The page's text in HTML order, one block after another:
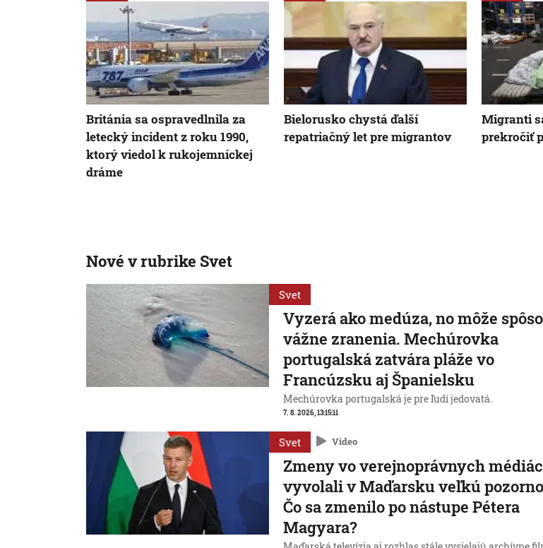
Británia sa ospravedlnila za
letecký incident z roku 1990,
ktorý viedol k rukojemníckej
dráme
Bielorusko chystá ďalší
repatriačný let pre migrantov
Migranti
prekročiť
Nové v rubrike Svet
Svet
Vyzerá ako medúza, no môže
vážne zranenia. Mechúrovka
portugalská zatvára pláže vo
Francúzsku aj Španielsku
Mechúrovka portugalská je pre ľudí jedovatá.
7. 8. 2026, 13:15:11
Svet Video
Zmeny vo verejnoprávnych
vyvolali v Maďarsku veľkú
Čo sa zmenilo po nástupe Pétera
Magyara?